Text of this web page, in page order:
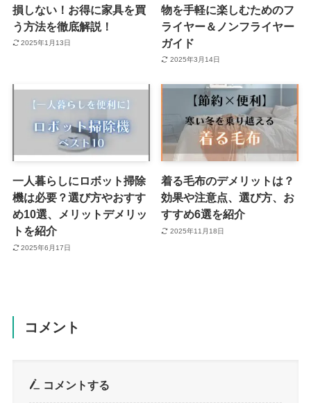
損しない！お得に家具を買
う方法を徹底解説！
2025年1月13日
物を手軽に楽しむためのフ
ライヤー＆ノンフライヤー
ガイド
2025年3月14日
一人暮らしにロボット掃除
機は必要？選び方やおすす
め10選、メリットデメリッ
トを紹介
2025年6月17日
着る毛布のデメリットは？
効果や注意点、選び方、お
すすめ6選を紹介
2025年11月18日
コメント
コメントする